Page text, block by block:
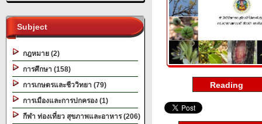
Subject
กฎหมาย (2)
การศึกษา (158)
การเกษตรและชีววิทยา (79)
การเมืองและการปกครอง (1)
กีฬา ท่องเที่ยว สุขภาพและอาหาร (206)